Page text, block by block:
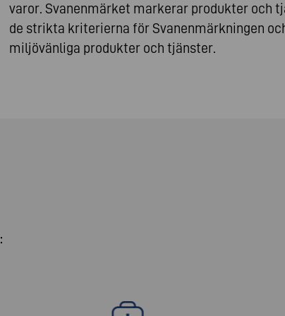
varor. Svanenmärket markerar produkter och
de strikta kriterierna för Svanenmärkningen
miljövänliga produkter och tjänster.
: